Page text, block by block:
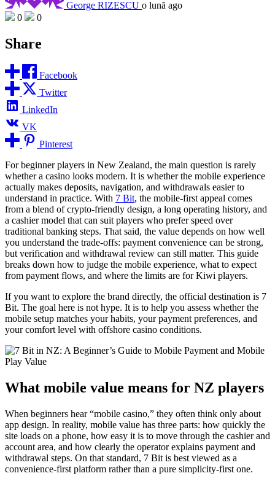
George RIZESCU o lună ago
0
0
Share
Facebook
Twitter
LinkedIn
VK
Pinterest
For beginner players in New Zealand, the main question is rarely
whether a casino looks modern. It is whether the mobile experience
actually makes deposits, navigation, and withdrawals easier to
understand in practice. With 7 Bit, the mobile-first appeal comes
from a blend of crypto-friendly design, a long operating history, and
a cashier model that can suit players who prefer speed over
traditional banking steps. That said, the value depends on how well
you understand the trade-offs: payment convenience can be strong,
but verification and withdrawal review can still matter. This guide
breaks down how to judge the mobile experience, what to expect
from payment flows, and where the limits are for Kiwi players.
If you want to explore the brand directly, the official destination is 7
Bit. The goal here is not hype. It is to help you assess whether the
mobile setup matches your habits, your payment preferences, and
your comfort level with offshore casino conditions.
What mobile value means for NZ players
When beginners hear “mobile casino,” they often think only about
app design. In reality, mobile value has three parts: how quickly the
site loads on a phone, how easy it is to move through the cashier and
account area, and how clearly the operator explains payment and
withdrawal steps. On that standard, 7 Bit is best viewed as a
convenience-first platform rather than a pure simplicity-first one.